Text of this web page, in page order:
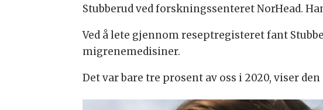
Stubberud ved forskningssenteret NorHead.
Ved å lete gjennom reseptregisteret fant
migrenemedisiner.
Det var bare tre prosent av oss i 2020, viser